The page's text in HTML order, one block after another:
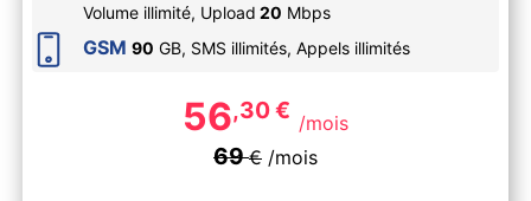
Volume illimité, Upload 20 Mbps
GSM 90 GB, SMS illimités, Appels illimités
56,30€ /mois
69€ /mois